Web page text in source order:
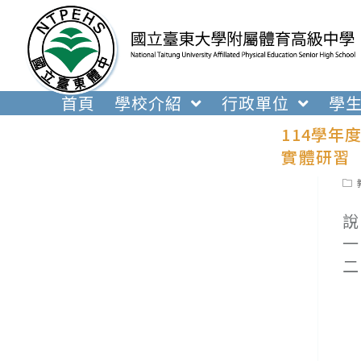
內
首頁 學校介紹 行政單位 學
114學年
實體研習